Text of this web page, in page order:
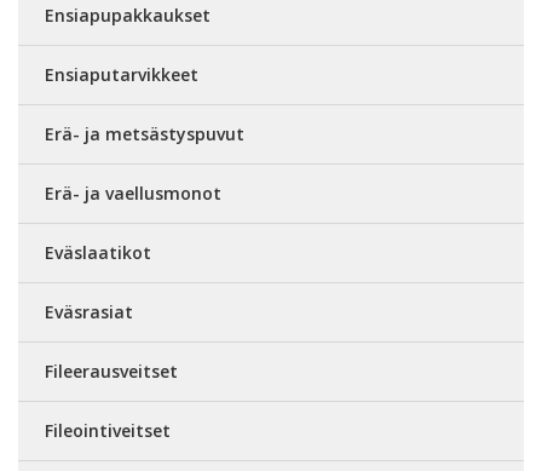
Ensiapupakkaukset
Ensiaputarvikkeet
Erä- ja metsästyspuvut
Erä- ja vaellusmonot
Eväslaatikot
Eväsrasiat
Fileerausveitset
Fileointiveitset